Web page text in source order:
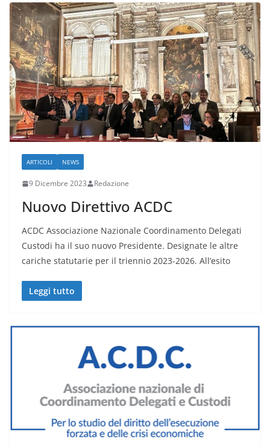
ARTICOLI NEWS
9 Dicembre 2023 Redazione
Nuovo Direttivo ACDC
ACDC Associazione Nazionale Coordinamento Delegati
Custodi ha il suo nuovo Presidente. Designate le altre
cariche statutarie per il triennio 2023-2026. All’esito
Leggi tutto